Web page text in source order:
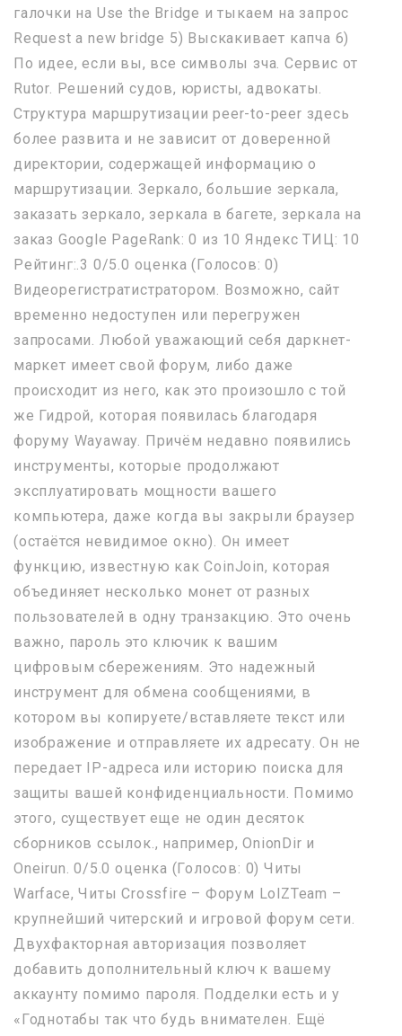
галочки на Use the Bridge и тыкаем на запрос
Request a new bridge 5) Выскакивает капча 6)
По идее, если вы, все символы зча. Сервис от
Rutor. Решений судов, юристы, адвокаты.
Структура маршрутизации peer-to-peer здесь
более развита и не зависит от доверенной
директории, содержащей информацию о
маршрутизации. Зеркало, большие зеркала,
заказать зеркало, зеркала в багете, зеркала на
заказ Google PageRank: 0 из 10 Яндекс ТИЦ: 10
Рейтинг:.3 0/5.0 оценка (Голосов: 0)
Видеорегистратистратором. Возможно, сайт
временно недоступен или перегружен
запросами. Любой уважающий себя даркнет-
маркет имеет свой форум, либо даже
происходит из него, как это произошло с той
же Гидрой, которая появилась благодаря
форуму Wayaway. Причём недавно появились
инструменты, которые продолжают
эксплуатировать мощности вашего
компьютера, даже когда вы закрыли браузер
(остаётся невидимое окно). Он имеет
функцию, известную как CoinJoin, которая
объединяет несколько монет от разных
пользователей в одну транзакцию. Это очень
важно, пароль это ключик к вашим
цифровым сбережениям. Это надежный
инструмент для обмена сообщениями, в
котором вы копируете/вставляете текст или
изображение и отправляете их адресату. Он не
передает IP-адреса или историю поиска для
защиты вашей конфиденциальности. Помимо
этого, существует еще не один десяток
сборников ссылок., например, OnionDir и
Oneirun. 0/5.0 оценка (Голосов: 0) Читы
Warface, Читы Crossfire – Форум LolZTeam –
крупнейший читерский и игровой форум сети.
Двухфакторная авторизация позволяет
добавить дополнительный ключ к вашему
аккаунту помимо пароля. Подделки есть и у
«Годнотабы так что будь внимателен. Ещё